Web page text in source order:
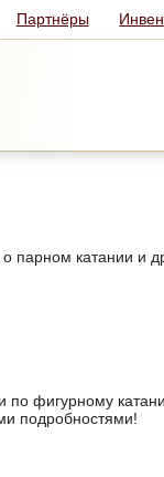
Партнёры
парном катании и
по фигурному
подробностями!